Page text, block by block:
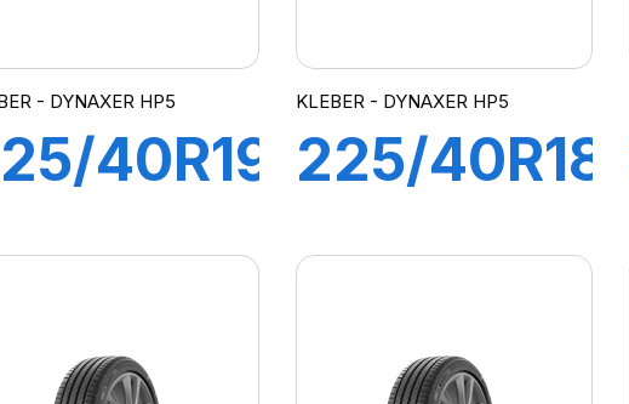
- DYNAXER HP5
40R19
KLEBER - DYNAXER HP5
225/40R18
HP5